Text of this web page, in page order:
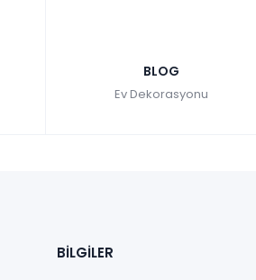
BLOG
Ev Dekorasyonu
BİLGİLER